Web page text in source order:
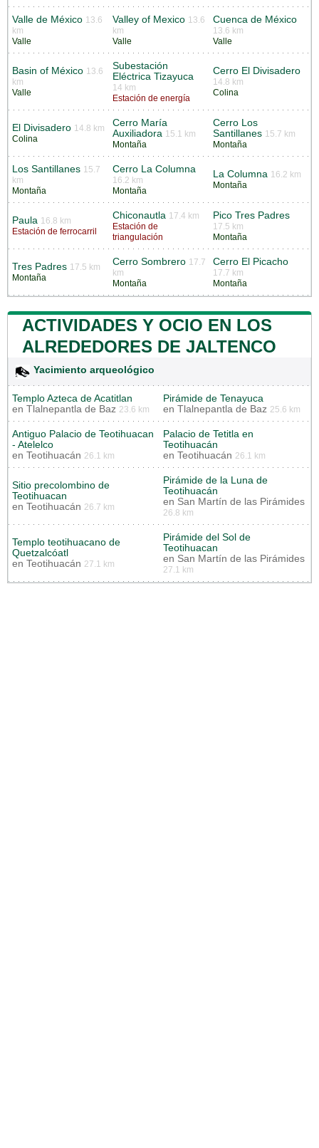
Valle de México 13.6
km
Valle
Valley of Mexico 13.6
km
Valle
Cuenca de México
13.6 km
Valle
Basin of México 13.6
km
Valle
Subestación
Eléctrica Tizayuca
14 km
Estación de energía
Cerro El Divisadero
14.8 km
Colina
El Divisadero 14.8 km
Colina
Cerro María
Auxiliadora 15.1 km
Montaña
Cerro Los
Santillanes 15.7 km
Montaña
Los Santillanes 15.7
km
Montaña
Cerro La Columna
16.2 km
Montaña
La Columna 16.2 km
Montaña
Paula 16.8 km
Estación de ferrocarril
Chiconautla 17.4 km
Estación de
triangulación
Pico Tres Padres
17.5 km
Montaña
Tres Padres 17.5 km
Montaña
Cerro Sombrero 17.7
km
Montaña
Cerro El Picacho
17.7 km
Montaña
ACTIVIDADES Y OCIO EN LOS
ALREDEDORES DE JALTENCO
Yacimiento arqueológico
Templo Azteca de Acatitlan
en Tlalnepantla de Baz 23.6 km
Pirámide de Tenayuca
en Tlalnepantla de Baz 25.6 km
Antiguo Palacio de Teotihuacan
- Atelelco
en Teotihuacán 26.1 km
Palacio de Tetitla en
Teotihuacán
en Teotihuacán 26.1 km
Sitio precolombino de
Teotihuacan
en Teotihuacán 26.7 km
Pirámide de la Luna de
Teotihuacán
en San Martín de las Pirámides
26.8 km
Templo teotihuacano de
Quetzalcóatl
en Teotihuacán 27.1 km
Pirámide del Sol de
Teotihuacan
en San Martín de las Pirámides
27.1 km